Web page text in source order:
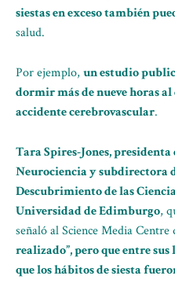
siestas en exceso también
salud.
Por ejemplo, un estudio
dormir más de nueve horas
accidente cerebrovascular.
Tara Spires-Jones,
Neurociencia y subdirectora
Descubrimiento de las
Universidad de Edimburgo,
señaló al Science Media Centre
realizado”, pero que entre
que los hábitos de siesta